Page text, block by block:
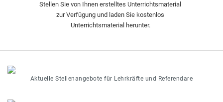
Stellen Sie von Ihnen erstelltes Unterrichtsmaterial
zur Verfügung und laden Sie kostenlos
Unterrichtsmaterial herunter.
Aktuelle Stellenangebote für Lehrkräfte und Referendare